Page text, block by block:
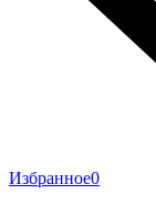
Избранное0